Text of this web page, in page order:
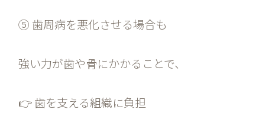
⑤ 歯周病を悪化させる場合も
強い力が歯や骨にかかることで、
👉 歯を支える組織に負担